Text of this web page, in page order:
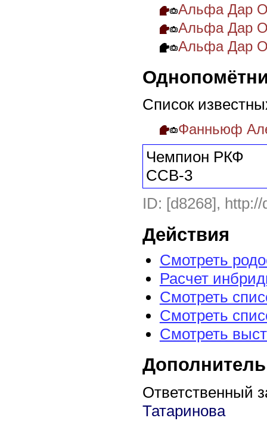
Альфа Дар
Альфа Дар
Альфа Дар
Список
Фанньюф
Чемпион РКФ
ССВ-3
ID: [d8268],
Действия
Смотреть
Расчет
Смотреть
Смотреть
Смотреть
Ответственный
Татаринова